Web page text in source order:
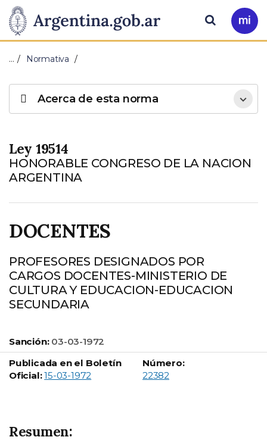
Presidencia
de
Nación
Pasar al contenido principal
Ir
a
Buscar
… Normativa
Ley 19514
HONORABLE CONGRESO DE LA NACION
ARGENTINA
DOCENTES
PROFESORES DESIGNADOS POR
CARGOS DOCENTES-MINISTERIO DE
CULTURA Y EDUCACION-EDUCACION
SECUNDARIA
Sanción: 03-03-1972
Publicada en el Boletín
Oficial: 15-03-1972
Número:
Boletín Oficial número:
22382
Resumen:
Acerca de esta norma